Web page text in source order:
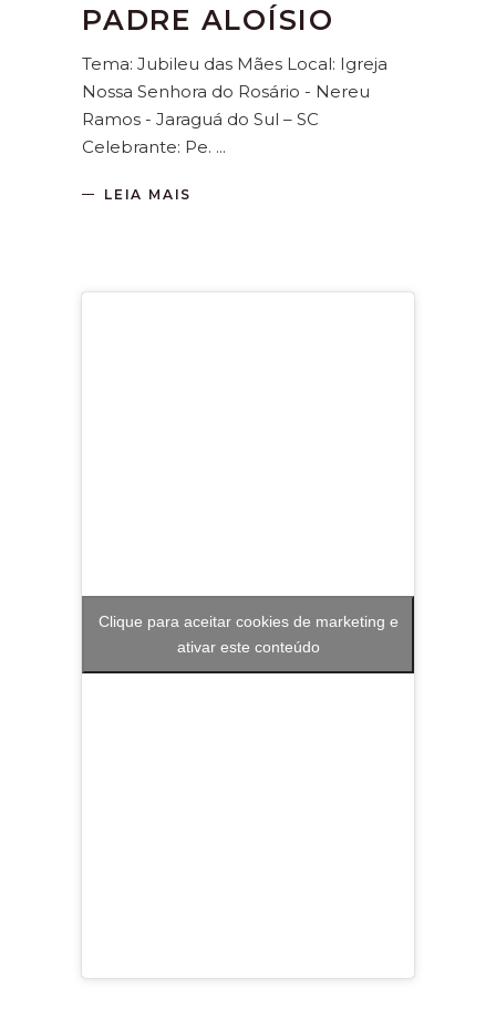
PADRE ALOÍSIO
Tema: Jubileu das Mães Local: Igreja
Nossa Senhora do Rosário - Nereu
Ramos - Jaraguá do Sul – SC
Celebrante: Pe.
LEIA MAIS
Clique para aceitar cookies de marketing e
ativar este conteúdo